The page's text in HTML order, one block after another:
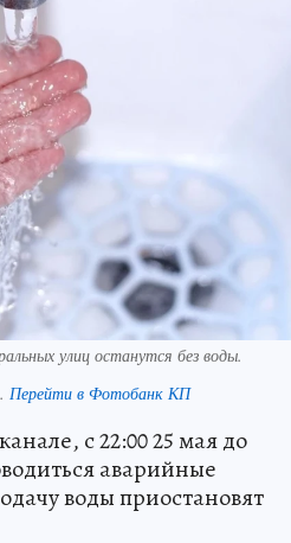
улиц останутся без воды.
Перейти в Фотобанк КП
c 22:00 25 мая до
аварийные
воды приостановят